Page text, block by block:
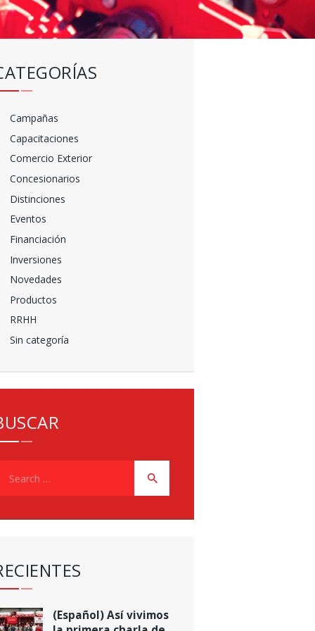
Campañas
Capacitaciones
Comercio Exterior
Concesionarios
Distinciones
Eventos
Financiación
Inversiones
Novedades
Productos
RRHH
Sin categoría
(Español) Así vivimos